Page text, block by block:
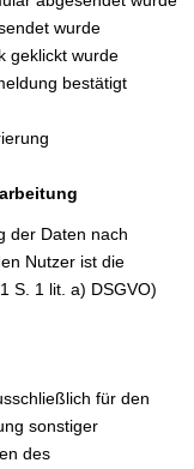
wurde
geklickt wurde
bestätigt
der Daten nach
Nutzer ist die
S. 1 lit. a) DSGVO)
für den
sonstiger
des